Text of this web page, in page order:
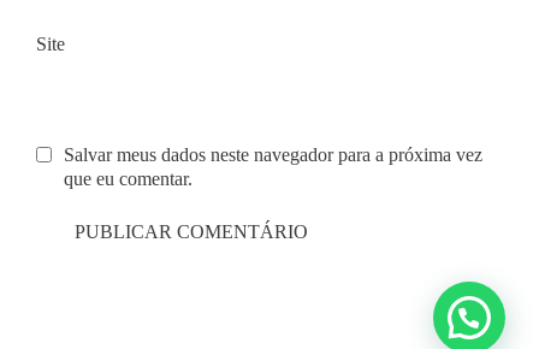
Site
Salvar meus dados neste navegador para a próxima vez
que eu comentar.